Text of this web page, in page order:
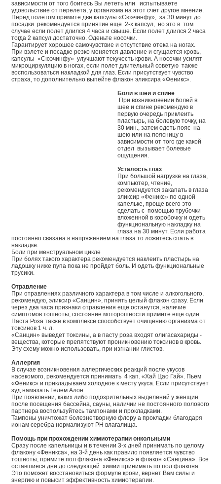
зависимости от того боитесь Вы лететь или испытываете
удовольствие от перелета, у организма на этот счет другое мнение.
Перед полетом примите две капсулы «Сюэчинфу», за 30 минут до
посадки рекомендуется принятие еще 2-х капсул, но это в том
случае если полет длился 4 часа и свыше. Если полет длился 2 часа
тогда 2 капсул достаточно. Оденьте носочки.
Гарантирует хорошее самочувствие и отсутствие отека на ногах.
При взлете и посадке резко меняется давление и сгущается кровь,
капсулы «Сюэчинфу» улучшают текучесть крови. А носочки усилят
микроциркуляцию в ногах, если полет длительный советую также
воспользоваться накладкой для глаз. Если присутствует чувство
страха, то дополнительно выпейте флакон эликсира «Феникс».
Боли в шеи и спине
При возникновении болей в
шее и спине рекомендую в
первую очередь приклеить
пластырь, на болевую точку, на
30 мин., затем одеть пояс на
шею или на поясницу в
зависимости от того где какой
отдел вызывает болевые
ощущения.
Усталость глаз
При большой нагрузке на глаза,
компьютер, чтение,
рекомендуется закапать в глаза
эликсир «Феникс» по одной
капельке, проще всего это
сделать с помощью трубочки
вложенной в коробочку и одеть
функциональную накладку на
глаза на 30 минут. Если работа
постоянно связана в напряжением на глаза то ложитесь спать в
накладке.
Боли при менструальном цикле
При болях такого характера рекомендуется наклеить пластырь на
ладошку ниже пупа пока не пройдет боль. И одеть функциональные
трусики.
Отравление
При отравлениях различного характера в том числе и алкогольного,
рекомендую, эликсир «Санцин», принять целый флакон сразу. Если
через два часа признаки отравления еще останутся, наличие
симптомов тошноты, состояние моторошности примите еще один.
Паста Роза также в комплексе способствует очищению организма от
токсинов 1 ч. л.
«Санцин» выведет токсины, а в пасту роза входят олигасахариды -
вещества, которые препятствуют проникновению токсинов в кровь.
Эту схему можно использовать, при изгнании глистов.
Аллергия
В случае возникновения аллергических реакций после укусов
насекомого, рекомендуется принимать 4 кап. «Хай Цао Гай». Пьем
«Феникс» и прикладываем холодное к месту укуса. Если присутствует
зуд намазать Гелем Алое.
При появлении, каких либо подозрительных выделений у женщин
после посещения бассейна, сауны, наличии не постоянного полового
партнера воспользуйтесь тампонами и прокладками.
Тампоны уничтожат болезнетворную флору а прокладки благодаря
ионам серебра нормализуют РН влагалища.
Помощь при прохождении химиотерапии онкольными
Сразу после капельницы и в течении 3-х дней принимать по целому
флакону «Феникса», на 3-й день как правило появляется чувство
тошноты, примите пол флакона «Феникса» и флакон «Санцина». Все
оставшиеся дни до следующей химии принимать по пол флакона.
Это поможет восстановиться формуле крови, вернет Вам силы и
энергию и повысит эффективность химиотерапии.